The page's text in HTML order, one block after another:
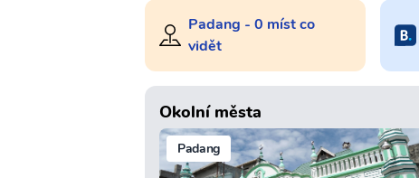
Padang - 0 míst co
vidět
Okolní města
Padang